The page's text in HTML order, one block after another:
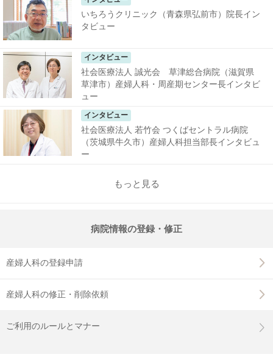
いちろうクリニック（青森県弘前市）院長イン
タビュー
インタビュー
社会医療法人 誠光会 草津総合病院（滋賀県
草津市）産婦人科・周産期センター長インタビ
ュー
インタビュー
社会医療法人 若竹会 つくばセントラル病院
（茨城県牛久市）産婦人科担当部長インタビュ
ー
もっと見る
病院情報の登録・修正
産婦人科の登録申請
産婦人科の修正・削除依頼
ご利用のルールとマナー